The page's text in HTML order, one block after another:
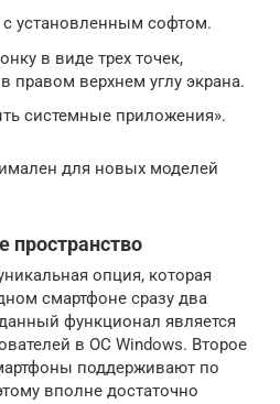
установленным софтом.
в виде трех точек,
правом верхнем углу экрана.
системные приложения».
для новых моделей
пространство
опция, которая
смартфоне сразу два
функционал является
в ОС Windows. Второе
поддерживают по
вполне достаточно